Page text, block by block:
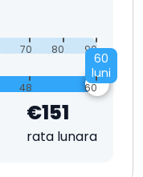
70 80 90
60
luni
48 60
€151
rata lunara